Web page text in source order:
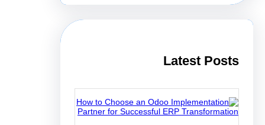
Latest Posts